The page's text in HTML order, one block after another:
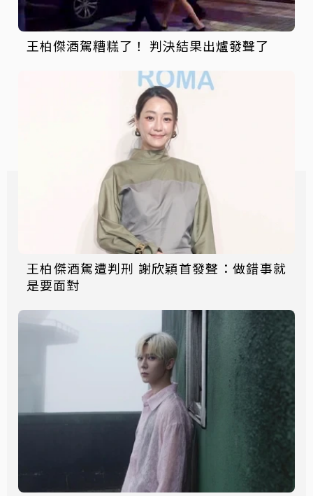
王柏傑酒駕糟糕了！ 判決結果出爐發聲了
王柏傑酒駕遭判刑 謝欣穎首發聲：做錯事就
是要面對